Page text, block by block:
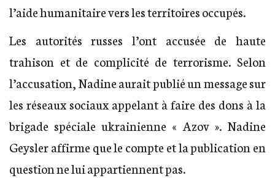
l’aide humanitaire vers les territoires occupés.
Les autorités russes l’ont accusée de haute
trahison et de complicité de terrorisme. Selon
l’accusation, Nadine aurait publié un message sur
les réseaux sociaux appelant à faire des dons à la
brigade spéciale ukrainienne « Azov ». Nadine
Geysler affirme que le compte et la publication en
question ne lui appartiennent pas.